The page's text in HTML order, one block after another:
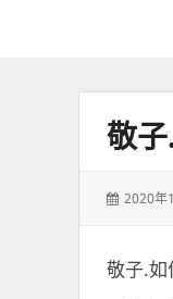
课
敬
发
2020年
敬子.如